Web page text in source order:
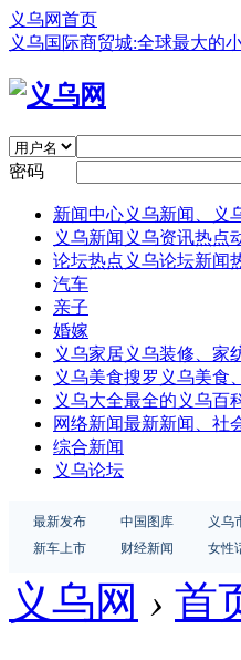
义乌网首页
义乌国际商贸城:全球最大的
密码
新闻中心义乌新闻、义
义乌新闻 义乌资讯热点
论坛热点 义乌论坛新闻
汽车
亲子
婚嫁
义乌家居义乌装修、家
义乌美食搜罗义乌美食
义乌大全最全的义乌百
网络新闻最新新闻、社
综合新闻
义乌论坛
最新发布 中国图库 义乌
新车上市
财经新闻 女性
义乌网 › 首